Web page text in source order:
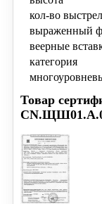
кол-во
выраженный
веерные
категория
Товар